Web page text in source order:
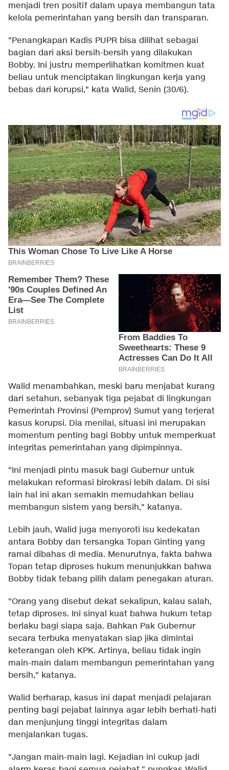
menjadi tren positif dalam upaya membangun tata
kelola pemerintahan yang bersih dan transparan.
"Penangkapan Kadis PUPR bisa dilihat sebagai
bagian dari aksi bersih-bersih yang dilakukan
Bobby. Ini justru memperlihatkan komitmen kuat
beliau untuk menciptakan lingkungan kerja yang
bebas dari korupsi," kata Walid, Senin (30/6).
Walid menambahkan, meski baru menjabat kurang
dari setahun, sebanyak tiga pejabat di lingkungan
Pemerintah Provinsi (Pemprov) Sumut yang terjerat
kasus korupsi. Dia menilai, situasi ini merupakan
momentum penting bagi Bobby untuk memperkuat
integritas pemerintahan yang dipimpinnya.
"Ini menjadi pintu masuk bagi Gubernur untuk
melakukan reformasi birokrasi lebih dalam. Di sisi
lain hal ini akan semakin memudahkan beliau
membangun sistem yang bersih," katanya.
Lebih jauh, Walid juga menyoroti isu kedekatan
antara Bobby dan tersangka Topan Ginting yang
ramai dibahas di media. Menurutnya, fakta bahwa
Topan tetap diproses hukum menunjukkan bahwa
Bobby tidak tebang pilih dalam penegakan aturan.
"Orang yang disebut dekat sekalipun, kalau salah,
tetap diproses. Ini sinyal kuat bahwa hukum tetap
berlaku bagi siapa saja. Bahkan Pak Gubernur
secara terbuka menyatakan siap jika dimintai
keterangan oleh KPK. Artinya, beliau tidak ingin
main-main dalam membangun pemerintahan yang
bersih," katanya.
Walid berharap, kasus ini dapat menjadi pelajaran
penting bagi pejabat lainnya agar lebih berhati-hati
dan menjunjung tinggi integritas dalam
menjalankan tugas.
"Jangan main-main lagi. Kejadian ini cukup jadi